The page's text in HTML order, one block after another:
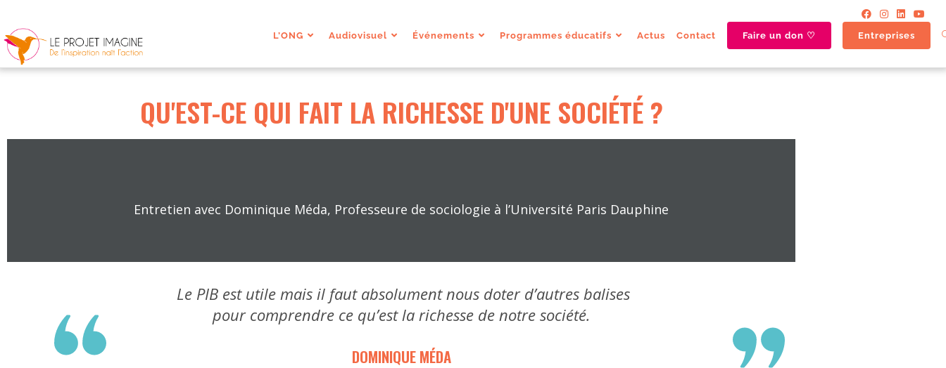
L’ONG Audiovisuel Événements Programmes éducatifs Actus Contact Faire un don ♡ Entreprises
QU'EST-CE QUI FAIT LA RICHESSE D'UNE SOCIÉTÉ ?
Entretien avec Dominique Méda, Professeure de sociologie à l’Université Paris Dauphine
Le PIB est utile mais il faut absolument nous doter d’autres balises
pour comprendre ce qu’est la richesse de notre société.
DOMINIQUE MÉDA